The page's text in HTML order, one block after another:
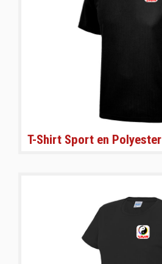
T-Shirt Sport en Polyester